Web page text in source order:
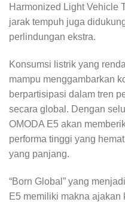
Harmonized Light Vehicle
jarak tempuh juga
perlindungan ekstra.
Konsumsi listrik yang
mampu menggambarkan
berpartisipasi dalam tren
secara global. Dengan
OMODA E5 akan
performa tinggi yang
yang panjang.
“Born Global” yang
E5 memiliki makna ajakan